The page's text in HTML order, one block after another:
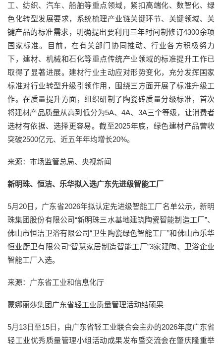
工、纺织、汽车、船舶等重点领域，紧扣高端化、数智化、绿
色化转型发展要求，系统梳理产业链关键环节、关键领域、关
键产品的标准需求，明确提出要利用三年时间制修订4300余项
国家标准。目前，在有关部门协同推动、行业各方积极努力
下，建材、机械和石化等重点传统产业领域的标准提升工作已
取得了显著进展。建材行业主动应对形势变化，充分发挥国家
标准对行业转型升级引领作用，围绕三方面开展了标准升级工
作。在质量提升方面，组织研制了陶瓷砖质量分级标准，首次
将建材产品质量从高到低分为5A、4A、3A三个等级，让消费者
选材有依据、选择更容易。截至2025年底，绿色建材产品营收
突破2500亿元、近五年年均增长20%。
来源：市场监管总局、央视新闻
新明珠、恒洁、乐华拟入选广东先进级智能工厂
5月20日，广东省2026年拟认定先进级智能工厂名单公示，新明
珠集团股份有限公司“新明珠三水基地建筑陶瓷智能制造工厂”、
佛山市恒洁卫浴有限公司“卫生陶瓷绿色智能工厂”和佛山市乐华
恒业厨卫有限公司“智慧家居制造智能工厂”3家建陶、卫浴企业
智能工厂入选。
来源：广东省工业和信息化厅
蒙娜丽莎集团广东省轻工业质量管理活动结硕果
5月13日至15日，由广东省轻工业联合会主办的2026年度广东省
轻工业优秀质量管理小组活动成果发布暨交流会在肇庆隆重举